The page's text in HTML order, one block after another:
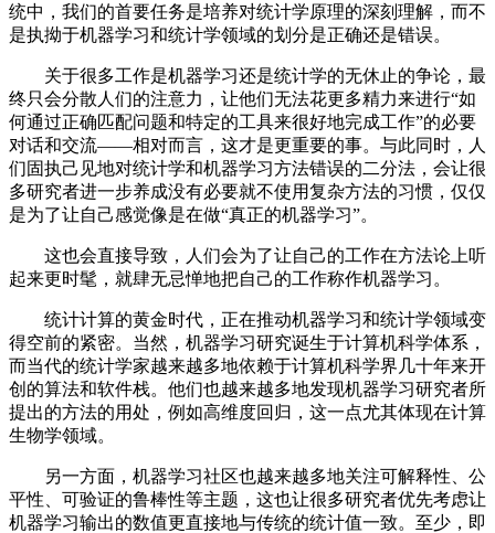
统中，我们的首要任务是培养对统计学原理的深刻理解，而不
是执拗于机器学习和统计学领域的划分是正确还是错误。
关于很多工作是机器学习还是统计学的无休止的争论，最
终只会分散人们的注意力，让他们无法花更多精力来进行“如
何通过正确匹配问题和特定的工具来很好地完成工作”的必要
对话和交流——相对而言，这才是更重要的事。与此同时，人
们固执己见地对统计学和机器学习方法错误的二分法，会让很
多研究者进一步养成没有必要就不使用复杂方法的习惯，仅仅
是为了让自己感觉像是在做“真正的机器学习”。
这也会直接导致，人们会为了让自己的工作在方法论上听
起来更时髦，就肆无忌惮地把自己的工作称作机器学习。
统计计算的黄金时代，正在推动机器学习和统计学领域变
得空前的紧密。当然，机器学习研究诞生于计算机科学体系，
而当代的统计学家越来越多地依赖于计算机科学界几十年来开
创的算法和软件栈。他们也越来越多地发现机器学习研究者所
提出的方法的用处，例如高维度回归，这一点尤其体现在计算
生物学领域。
另一方面，机器学习社区也越来越多地关注可解释性、公
平性、可验证的鲁棒性等主题，这也让很多研究者优先考虑让
机器学习输出的数值更直接地与传统的统计值一致。至少，即